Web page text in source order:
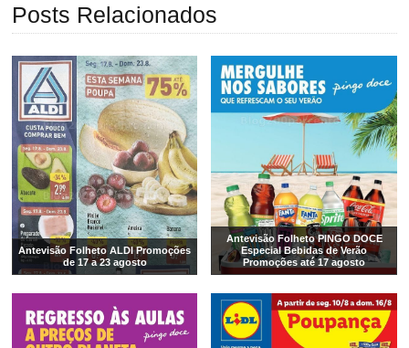
Posts Relacionados
Antevisão Folheto ALDI Promoções
de 17 a 23 agosto
Antevisão Folheto PINGO DOCE
Especial Bebidas de Verão
Promoções até 17 agosto